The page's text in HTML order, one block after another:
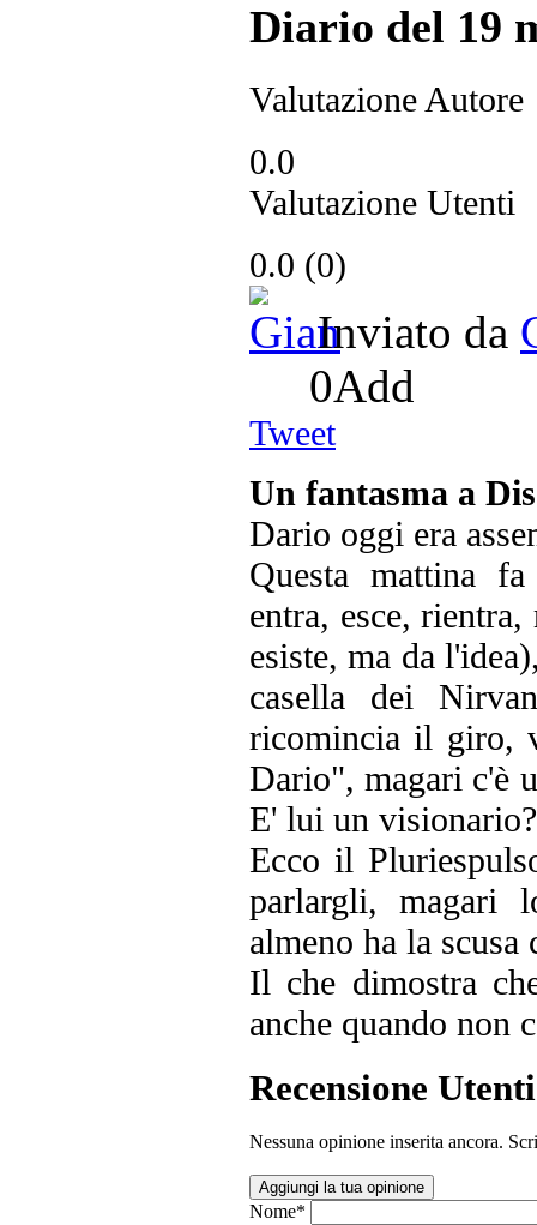
Diario del 19
Valutazione Autore
0.0
Valutazione Utenti
0.0 (0)
Inviato da
0Add
Tweet
Un fantasma a
Dario oggi era
Questa mattina
entra, esce,
esiste, ma da
casella dei
ricomincia il giro,
Dario", magari c'è
E' lui un visionario?
Ecco il
parlargli, magari
almeno ha la scusa
Il che dimostra
anche quando non
Recensione Utenti
Nessuna opinione inserita ancora.
Aggiungi la tua opinione
Nome*